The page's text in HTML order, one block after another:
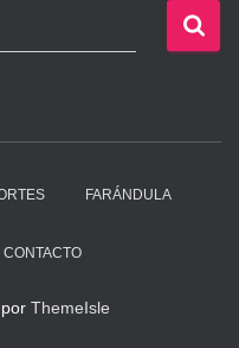
FARÁNDULA
CONTACTO
ThemeIsle